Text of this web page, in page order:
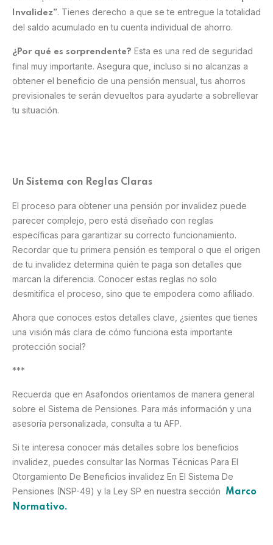
Invalidez”. Tienes derecho a que se te entregue la totalidad
del saldo acumulado en tu cuenta individual de ahorro.
¿Por qué es sorprendente? Esta es una red de seguridad
final muy importante. Asegura que, incluso si no alcanzas a
obtener el beneficio de una pensión mensual, tus ahorros
previsionales te serán devueltos para ayudarte a sobrellevar
tu situación.
Un Sistema con Reglas Claras
El proceso para obtener una pensión por invalidez puede
parecer complejo, pero está diseñado con reglas
específicas para garantizar su correcto funcionamiento.
Recordar que tu primera pensión es temporal o que el origen
de tu invalidez determina quién te paga son detalles que
marcan la diferencia. Conocer estas reglas no solo
desmitifica el proceso, sino que te empodera como afiliado.
Ahora que conoces estos detalles clave, ¿sientes que tienes
una visión más clara de cómo funciona esta importante
protección social?
***
Recuerda que en Asafondos orientamos de manera general
sobre el Sistema de Pensiones. Para más información y una
asesoría personalizada, consulta a tu AFP.
Si te interesa conocer más detalles sobre los beneficios
invalidez, puedes consultar las Normas Técnicas Para El
Otorgamiento De Beneficios invalidez En El Sistema De
Pensiones (NSP-49) y la Ley SP en nuestra sección Marco
Normativo.